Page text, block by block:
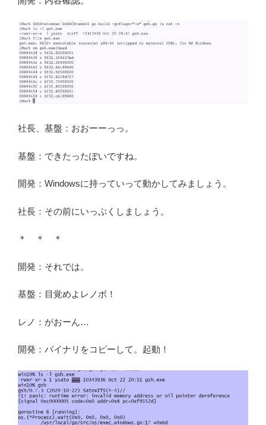
社長、基盤：おおーーっっ。
基盤：できたったぽいですね。
開発：Windowsに持っていって動かしてみましょう。
社長：その前にいっぷくしましょう。
＊ ＊ ＊
開発：それでは。
基盤：目覚めよレノボ！
レノ：がおーん…
開発：バイナリをコピーして。起動！